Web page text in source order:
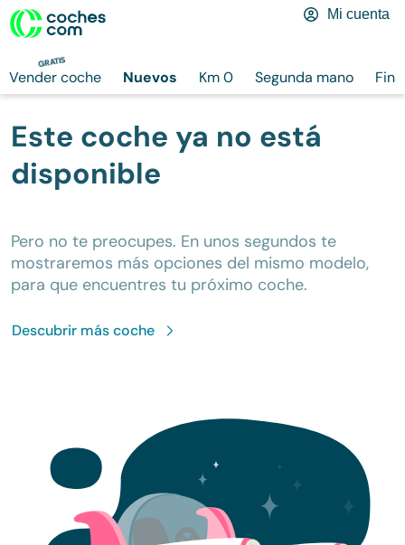
GRATIS
Vender coche Nuevos Km 0 Segunda mano
Mi cuenta
Este coche ya no está
disponible
Pero no te preocupes. En unos segundos te
mostraremos más opciones del mismo modelo,
para que encuentres tu próximo coche.
Descubrir máscoche